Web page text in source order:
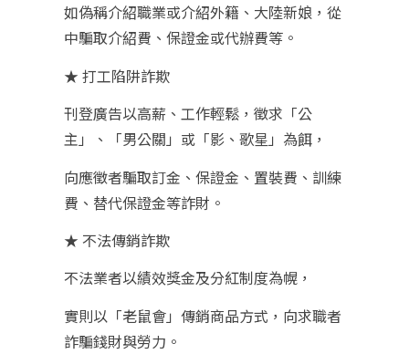
如偽稱介紹職業或介紹外籍、大陸新娘，從
中騙取介紹費、保證金或代辦費等。
★ 打工陷阱詐欺
刊登廣告以高薪、工作輕鬆，徵求「公
主」、「男公關」或「影、歌星」為餌，
向應徵者騙取訂金、保證金、置裝費、訓練
費、替代保證金等詐財。
★ 不法傳銷詐欺
不法業者以績效獎金及分紅制度為幌，
實則以「老鼠會」傳銷商品方式，向求職者
詐騙錢財與勞力。